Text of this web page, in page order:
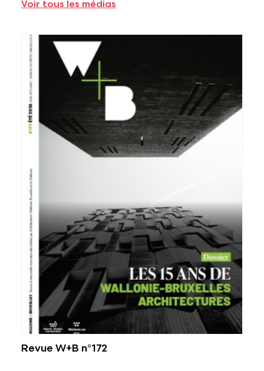
Voir tous les médias
Voir plus
Revue W+B n°172